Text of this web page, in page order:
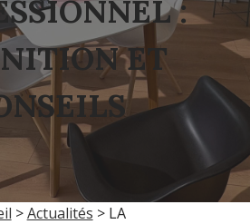
:
ET
>Actualités > LA